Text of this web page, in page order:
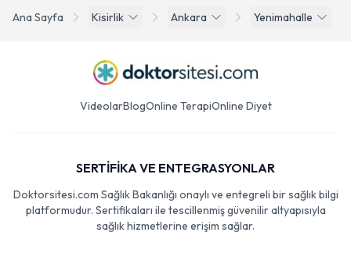
Ana Sayfa Kisirlik Ankara Yenimahalle
VideolarBlogOnline TerapiOnline Diyet
SERTİFİKA VE ENTEGRASYONLAR
Doktorsitesi.com Sağlık Bakanlığı onaylı ve entegreli bir sağlık bilgi
platformudur. Sertifikaları ile tescillenmiş güvenilir altyapısıyla
sağlık hizmetlerine erişim sağlar.